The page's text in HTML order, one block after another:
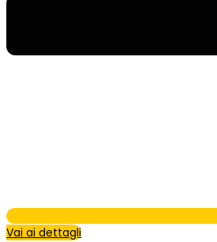
Vai ai dettagli